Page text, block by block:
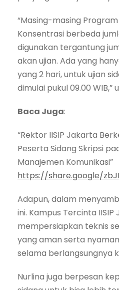
“Masing-masing
Konsentrasi berbeda
digunakan tergantung
akan ujian. Ada yang
yang 2 hari, untuk ujian
dimulai pukul 09.00 WIB,”
Baca Juga:
“Rektor IISIP Jakarta
Peserta Sidang Skripsi
Manajemen Komunikasi”
https://share.google/
Adapun, dalam
ini. Kampus Tercinta
mempersiapkan teknis
yang aman serta
selama berlangsungnya
Nurlina juga berpesan